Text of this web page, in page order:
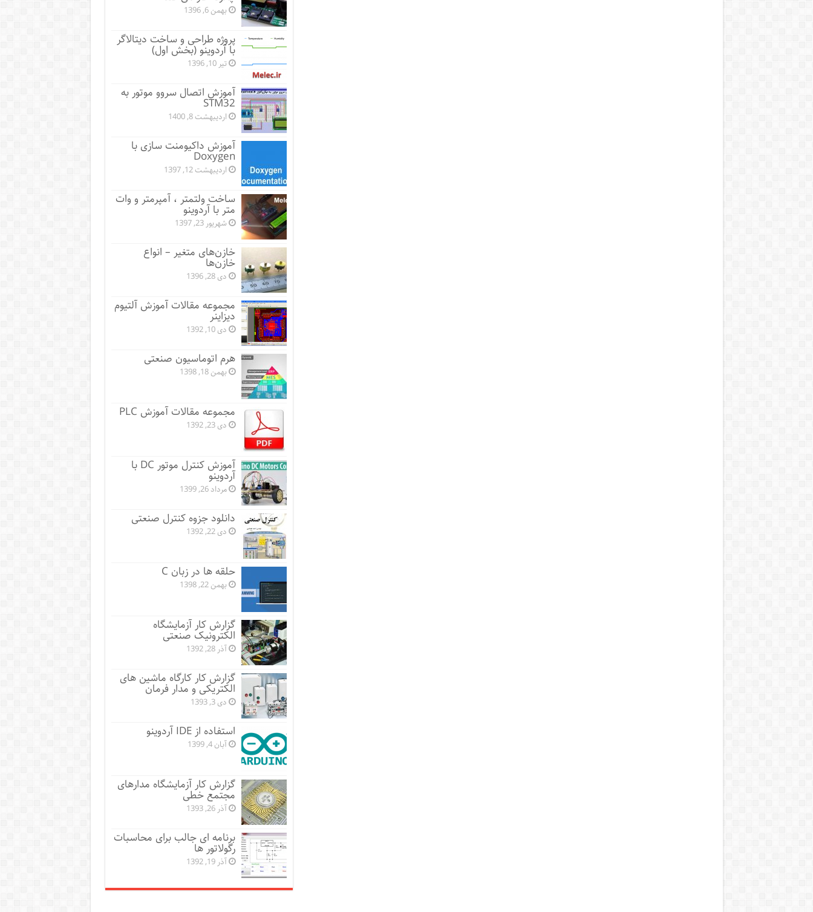
بهمن 6, 1396
پروژه طراحی و ساخت دیتالاگر
با آردوینو (بخش اول)
تیر 10, 1396
آموزش اتصال سروو موتور به
STM32
اردیبهشت 8, 1400
آموزش داکیومنت سازی با
Doxygen
اردیبهشت 12, 1397
ساخت ولتمتر ، آمپرمتر و وات
متر با آردوینو
شهریور 23, 1397
خازن‌های متغیر – انواع
خازن‌ها
دی 28, 1396
مجموعه مقالات آموزش آلتیوم
دیزاینر
دی 10, 1392
هرم اتوماسیون صنعتی
بهمن 18, 1398
مجموعه مقالات آموزش PLC
دی 23, 1392
آموزش کنترل موتور DC با
آردوینو
مرداد 26, 1399
دانلود جزوه کنترل صنعتی
دی 22, 1392
حلقه ها در زبان C
بهمن 22, 1398
گزارش کار آزمایشگاه
الکترونیک صنعتی
آذر 28, 1392
گزارش کار کارگاه ماشین های
الکتریکی و مدار فرمان
دی 3, 1393
استفاده از IDE آردوینو
آبان 4, 1399
گزارش کار آزمایشگاه مدارهای
مجتمع خطی
آذر 26, 1393
برنامه ای جالب برای محاسبات
رگولاتور ها
آذر 19, 1392